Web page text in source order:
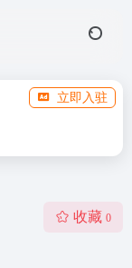
立即入驻
收藏 0